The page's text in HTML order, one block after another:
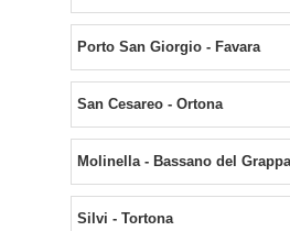
Porto San Giorgio - Favara
San Cesareo - Ortona
Molinella - Bassano del Grappa
Silvi - Tortona